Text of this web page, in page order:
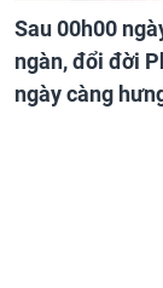
Sau 00h00
ngàn, đổi đời
ngày càng